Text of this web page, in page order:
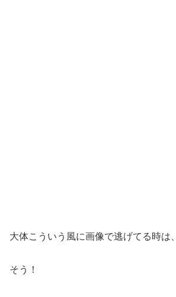
大体こういう風に画像で逃げてる時は、
そう！